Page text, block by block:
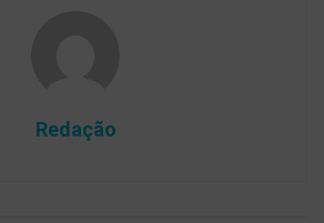
Redação